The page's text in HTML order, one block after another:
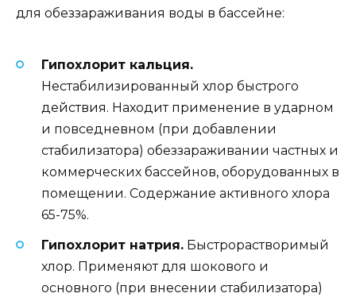
для обеззараживания воды в бассейне:
Гипохлорит кальция.
Нестабилизированный хлор быстрого
действия. Находит применение в ударном
и повседневном (при добавлении
стабилизатора) обеззараживании частных и
коммерческих бассейнов, оборудованных в
помещении. Содержание активного хлора
65-75%.
Гипохлорит натрия. Быстрорастворимый
хлор. Применяют для шокового и
основного (при внесении стабилизатора)